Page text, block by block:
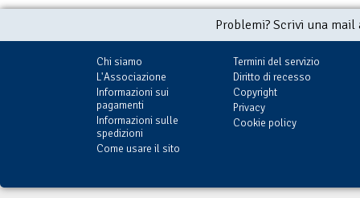
Problemi? Scrivi una
Chi siamo
L'Associazione
Informazioni sui
pagamenti
Informazioni sulle
spedizioni
Come usare il sito
Termini del servizio
Diritto di recesso
Copyright
Privacy
Cookie policy